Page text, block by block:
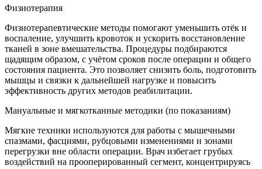
Физиотерапия
Физиотерапевтические методы помогают уменьшить отёк и
воспаление, улучшить кровоток и ускорить восстановление
тканей в зоне вмешательства. Процедуры подбираются
щадящим образом, с учётом сроков после операции и общего
состояния пациента. Это позволяет снизить боль, подготовить
мышцы и связки к дальнейшей нагрузке и повысить
эффективность других методов реабилитации.
Мануальные и мягкотканные методики (по показаниям)
Мягкие техники используются для работы с мышечными
спазмами, фасциями, рубцовыми изменениями и зонами
перегрузки вне области операции. Врач избегает грубых
воздействий на прооперированный сегмент, концентрируясь